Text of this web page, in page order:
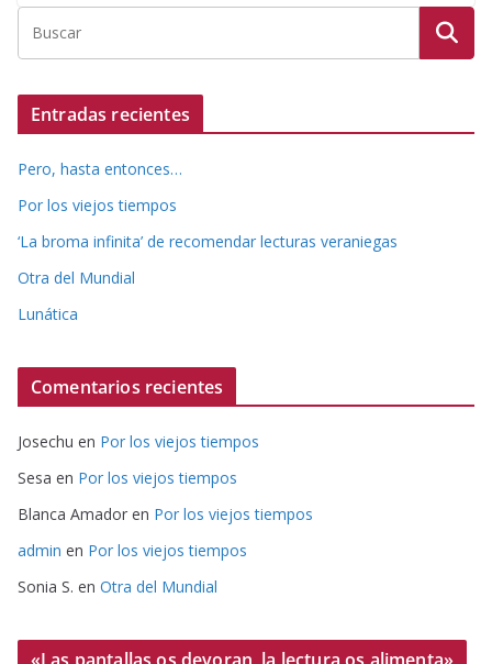
Entradas recientes
Pero, hasta entonces…
Por los viejos tiempos
‘La broma infinita’ de recomendar lecturas veraniegas
Otra del Mundial
Lunática
Comentarios recientes
Josechu en Por los viejos tiempos
Sesa en Por los viejos tiempos
Blanca Amador en Por los viejos tiempos
admin en Por los viejos tiempos
Sonia S. en Otra del Mundial